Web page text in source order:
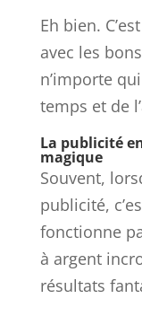
Eh bien.
avec les
n’importe
temps et de
La publicité
magique
Souvent,
publicité,
fonctionne
à argent
résultats